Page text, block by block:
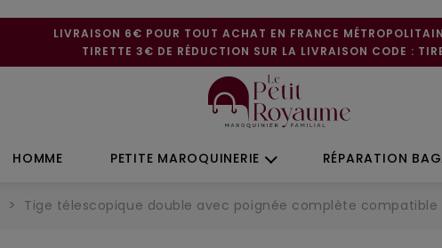
LIVRAISON 6€ POUR TOUT ACHAT EN FRANCE
TIRETTE 3€ DE RÉDUCTION SUR LA LIVRAISON CODE :
HOMME PETITE MAROQUINERIE RÉPARATION
Tige télescopique double avec poignée complète compatible